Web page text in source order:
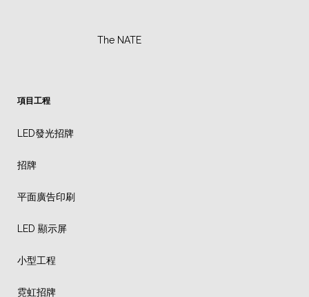
The NATE
項目工程
LED發光招牌
招牌
平面廣告印刷
LED 顯示屏
小型工程
霓虹招牌